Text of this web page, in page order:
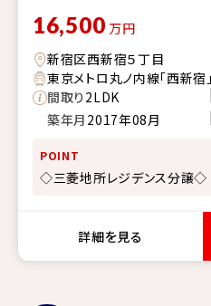
16,500 万円
新宿区西新宿５丁目
東京メトロ丸ノ内線「西新
間取り2LDK
築年月 2017年08月
POINT
◇三菱地所レジデンス分譲◇
詳細を見る